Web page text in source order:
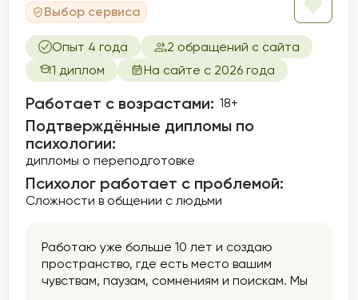
помнить, что решая свои внутренние
мосты для разрешения своих внешних
проблем.
Выбор сервиса
Опыт 4 года
2 обращений с сайта
1 диплом
На сайте с 2026 года
Работает с возрастами: 18+
Подтверждённые дипломы по
психологии:
дипломы о переподготовке
Психолог работает с проблемой:
Сложности в общении с людьми
Работаю уже больше 10 лет и создаю
пространство, где есть место вашим
чувствам, паузам, сомнениям и поискам. Мы